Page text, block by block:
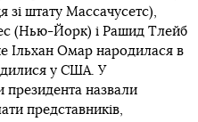
зі штату Массачусетс),
(Нью-Йорк) і Рашид Тлейб
Ільхан Омар народилася в
у США. У
президента назвали
представників,